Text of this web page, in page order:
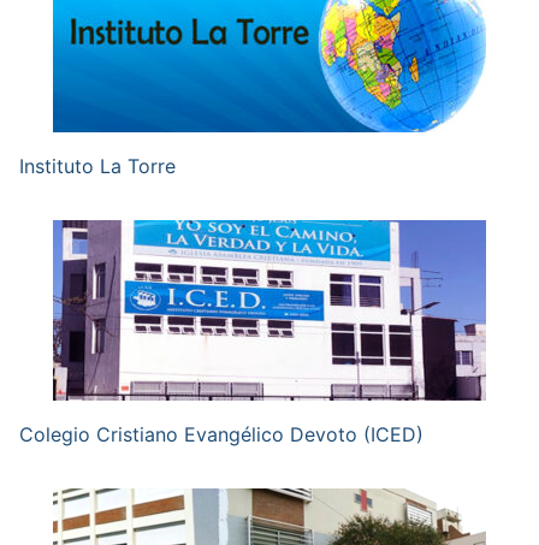
Instituto La Torre
Colegio Cristiano Evangélico Devoto (ICED)